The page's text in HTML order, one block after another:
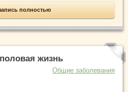
полностью
жизнь
Общие заболевания